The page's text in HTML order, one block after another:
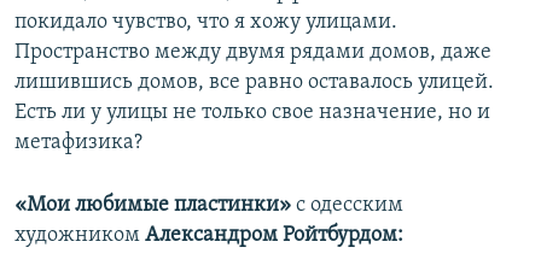
покидало чувство, что я хожу улицами.
Пространство между двумя рядами домов, даже
лишившись домов, все равно оставалось улицей.
Есть ли у улицы не только свое назначение, но и
метафизика?
«Мои любимые пластинки» с одесским
художником Александром Ройтбурдом: